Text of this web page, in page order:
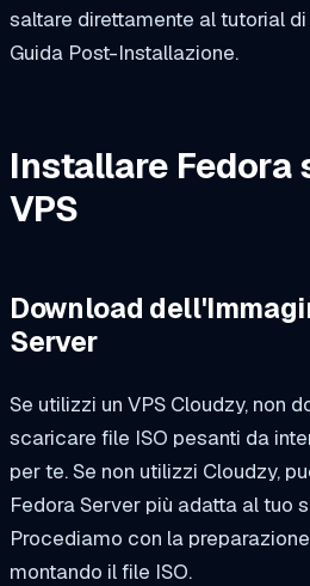
saltare direttamente al tutorial
Guida Post-Installazione.
Installare Fedora
VPS
Download
Server
Se utilizzi un VPS Cloudzy, non
scaricare file ISO pesanti da
per te. Se non utilizzi Cloudzy,
Fedora Server più adatta al tuo
Procediamo con la
montando il file ISO.